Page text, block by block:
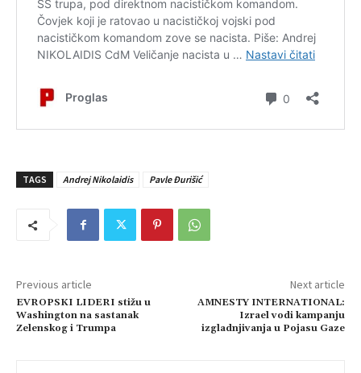
TAGS Andrej Nikolaidis Pavle Đurišić
Previous article
EVROPSKI LIDERI stižu u
Washington na sastanak
Zelenskog i Trumpa
Next article
AMNESTY INTERNATIONAL:
Izrael vodi kampanju
izgladnjivanja u Pojasu Gaze